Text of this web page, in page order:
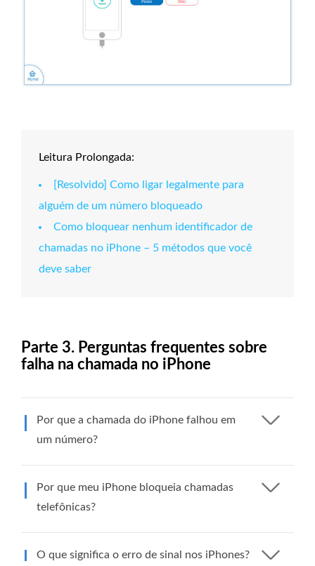
Leitura Prolongada:
[Resolvido] Como ligar legalmente para
alguém de um número bloqueado
Como bloquear nenhum identificador de
chamadas no iPhone – 5 métodos que você
deve saber
Parte 3. Perguntas frequentes sobre
falha na chamada no iPhone
Por que a chamada do iPhone falhou em
um número?
Por que meu iPhone bloqueia chamadas
telefônicas?
O que significa o erro de sinal nos iPhones?